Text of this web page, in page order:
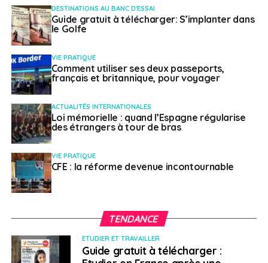
A SUIVRE
Voir ou revoir quelques musées cultes de
Londres… sur écran
NE RATEZ PAS
Comment bénéficier de l’assurance maladie dès
son retour en France ?
Weena Truscelli
DESTINATIONS AU BANC D'ESSAI
Guide gratuit à télécharger: S’implanter dans
le Golfe
VIE PRATIQUE
Comment utiliser ses deux passeports,
français et britannique, pour voyager
ACTUALITÉS INTERNATIONALES
Loi mémorielle : quand l’Espagne régularise
des étrangers à tour de bras
VIE PRATIQUE
CFE : la réforme devenue incontournable
TENDANCE
ETUDIER ET TRAVAILLER
Guide gratuit à télécharger :